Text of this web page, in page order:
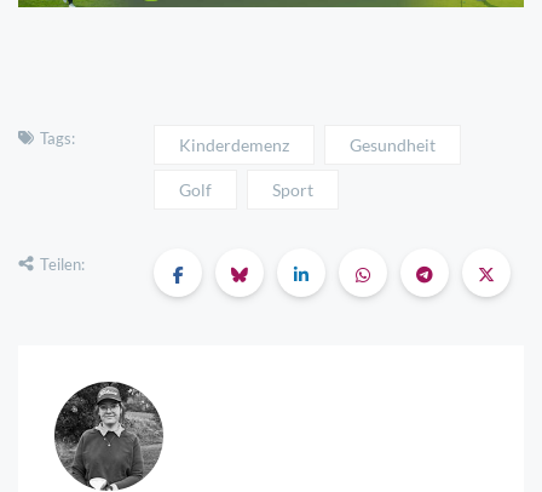
Tags: Kinderdemenz Gesundheit
Golf Sport
Teilen: